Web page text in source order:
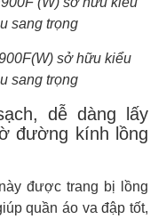
sở hữu kiểu
sang trọng
dễ dàng lấy
đường kính lồng
được trang bị lồng
quần áo va đập tốt,